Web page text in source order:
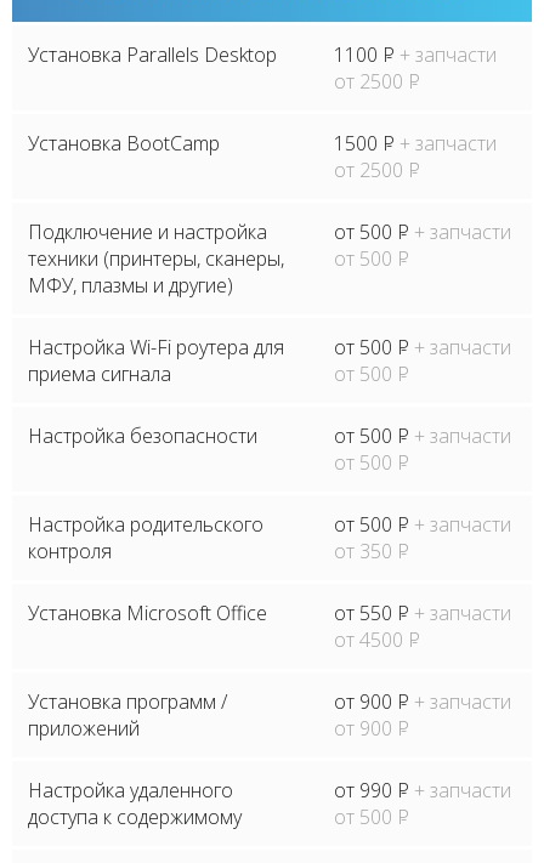
Установка Parallels Desktop 1100 P + запчасти
от 2500 P
Установка BootCamp 1500 P + запчасти
от 2500 P
Подключение и настройка
техники (принтеры, сканеры,
МФУ, плазмы и другие)
от 500 P + запчасти
от 500 P
Настройка Wi-Fi роутера для
приема сигнала
от 500 P + запчасти
от 500 P
Настройка безопасности от 500 P + запчасти
от 500 P
Настройка родительского
контроля
от 500 P + запчасти
от 350 P
Установка Microsoft Office от 550 P + запчасти
от 4500 P
Установка программ /
приложений
от 900 P + запчасти
от 900 P
Настройка удаленного
доступа к содержимому
от 990 P + запчасти
от 500 P